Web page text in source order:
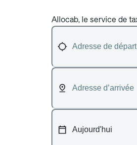
Allocab, le service de